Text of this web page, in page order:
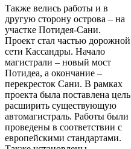
Также велись работы и в
другую сторону острова – на
участке Потидея-Сани.
Проект стал частью дорожной
сети Кассандры. Начало
магистрали – новый мост
Потидеа, а окончание –
перекресток Сани. В рамках
проекта была поставлена цель
расширить существующую
автомагистраль. Работы были
проведены в соответствии с
европейскими стандартами.